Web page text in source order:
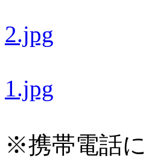
2.jpg
1.jpg
※携帯電話